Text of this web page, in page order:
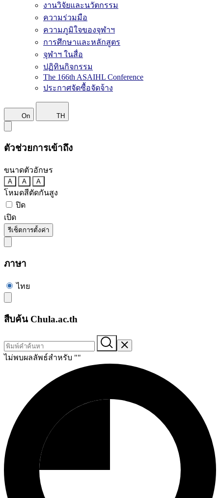
งานวิจัยและนวัตกรรม
ความร่วมมือ
ความภูมิใจของจุฬาฯ
การศึกษาและหลักสูตร
จุฬาฯ ในสื่อ
ปฏิทินกิจกรรม
The 166th ASAIHL Conference
ประกาศจัดซื้อจัดจ้าง
On TH
ตัวช่วยการเข้าถึง
ขนาดตัวอักษร
A A A
โหมดสีตัดกันสูง
ปิด
เปิด
รีเซ็ตการตั้งค่า
ภาษา
ไทย
สืบค้น Chula.ac.th
ไม่พบผลลัพธ์สำหรับ ""